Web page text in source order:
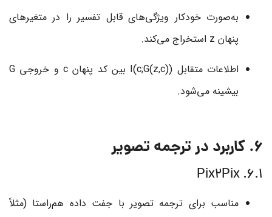
به‌صورت خودکار ویژگی‌های قابل تفسیر را در متغیرهای
پنهان z استخراج می‌کند.
اطلاعات متقابل I(c;G(z,c)) بین کد پنهان c و خروجی G
بیشینه می‌شود.
6. کاربرد در ترجمه تصویر
6.1. Pix2Pix
مناسب برای ترجمه تصویر با جفت داده هم‌راستا (مثلاً